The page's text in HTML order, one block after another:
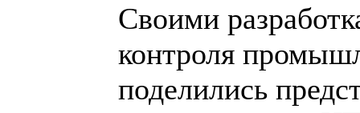
Своими
контроля
поделились